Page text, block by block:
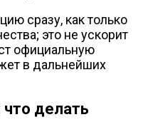
сразу, как только
это не ускорит
официальную
в дальнейших
что делать